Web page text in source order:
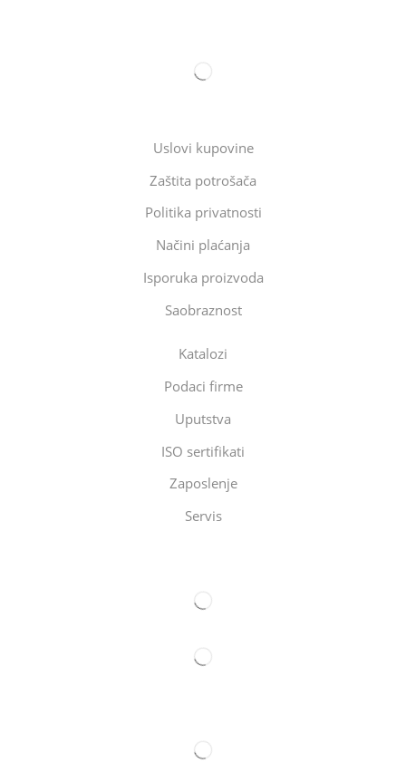
Uslovi kupovine
Zaštita potrošača
Politika privatnosti
Načini plaćanja
Isporuka proizvoda
Saobraznost
Katalozi
Podaci firme
Uputstva
ISO sertifikati
Zaposlenje
Servis